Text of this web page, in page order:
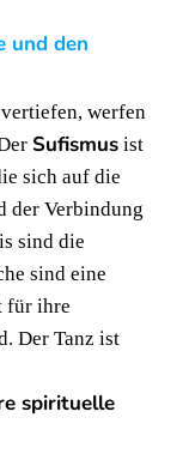
und den
werfen
Sufismus ist
sich auf die
der Verbindung
sind die
sind eine
für ihre
Der Tanz ist
spirituelle